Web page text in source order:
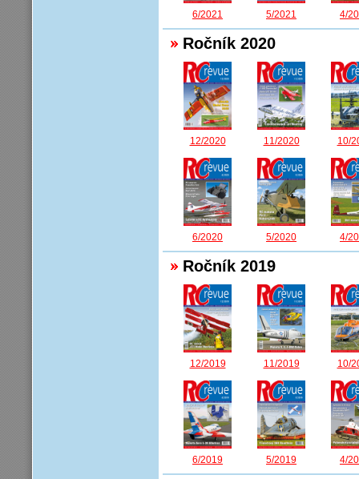
6/2021 5/2021 4/
Ročník 2020
12/2020 11/2020 10/
6/2020 5/2020 4/
Ročník 2019
12/2019 11/2019 10/
6/2019 5/2019 4/